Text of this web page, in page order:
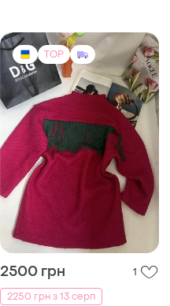
TOP
2500 грн
1
2250 грн з 13 серп